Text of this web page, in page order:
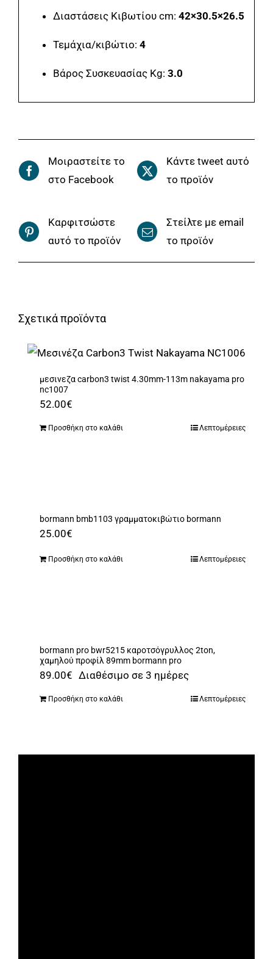
Διαστάσεις Κιβωτίου cm: 42×30.5×26.5
Τεμάχια/κιβώτιο: 4
Βάρος Συσκευασίας Kg: 3.0
Μοιραστείτε το
στο Facebook
Κάντε tweet αυτό
το προϊόν
Καρφιτσώστε
αυτό το προϊόν
Στείλτε με email
το προϊόν
Σχετικά προϊόντα
μεσινεζα carbon3 twist 4.30mm-113m nakayama pro
nc1007
52.00€
Προσθήκη στο καλάθι Λεπτομέρειες
bormann bmb1103 γραμματοκιβώτιο bormann
25.00€
Προσθήκη στο καλάθι Λεπτομέρειες
bormann pro bwr5215 καροτσόγρυλλος 2ton,
χαμηλού προφίλ 89mm bormann pro
89.00€ Διαθέσιμο σε 3 ημέρες
Προσθήκη στο καλάθι Λεπτομέρειες